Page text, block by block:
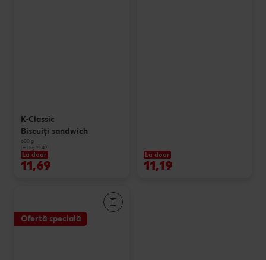
K-Classic
Biscuiți sandwich
600 g
(=1 kg 19.49)
La doar
11,69
La doar
11,19
Ofertă specială